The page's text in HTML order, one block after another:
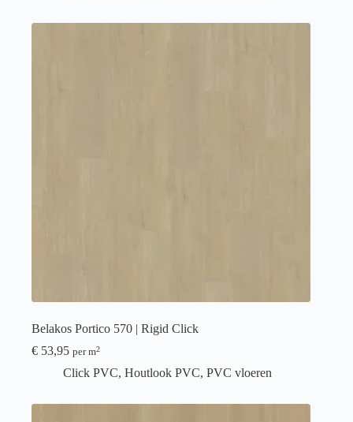
Belakos Portico 570 | Rigid Click
€ 53,95 per m2
Click PVC, Houtlook PVC, PVC vloeren